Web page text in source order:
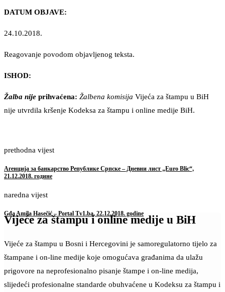
DATUM OBJAVE:
24.10.2018.
Reagovanje povodom objavljenog teksta.
ISHOD:
Žalba nije prihvaćena: Žalbena komisija Vijeća za štampu u BiH
nije utvrdila kršenje Kodeksa za štampu i online medije BiH.
prethodna vijest
Агенција за банкарство Републике Српске – Дневни лист „Euro Blic“,
21.12.2018. године
naredna vijest
Gđa Amila Hasečić – Portal Tv1.ba, 22.12.2018. godine
Vijeće za štampu i online medije u BiH
Vijeće za štampu u Bosni i Hercegovini je samoregulatorno tijelo za
štampane i on-line medije koje omogućava građanima da ulažu
prigovore na neprofesionalno pisanje štampe i on-line medija,
slijedeći profesionalne standarde obuhvaćene u Kodeksu za štampu i